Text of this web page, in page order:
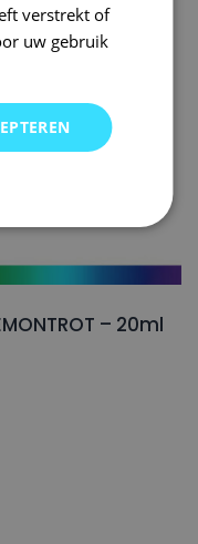
– 20ml
verstrekt of
uw gebruik